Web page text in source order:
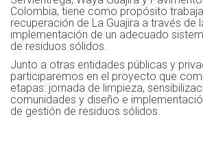
Colombia, tiene como propósito
recuperación de La Guajira a través de
implementación de un adecuado
de residuos sólidos.
Junto a otras entidades públicas y
participaremos en el proyecto que
etapas: jornada de limpieza,
comunidades y diseño e
de gestión de residuos sólidos.